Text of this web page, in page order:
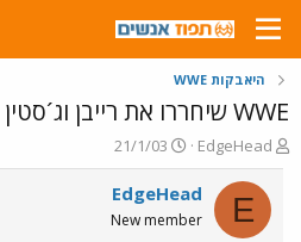
היאבקות WWE
WWE שיחררו את רייבן וג´סטין קרידבל
פ
ו
ת
ח
ה
EdgeHead
פ
ו
ר
ם
21/1/03
E
EdgeHead
New member